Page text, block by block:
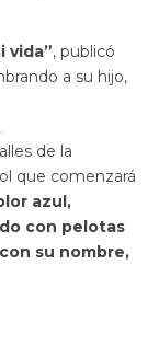
vida”, publicó
a su hijo,
de la
que comenzará
azul,
con pelotas
su nombre,